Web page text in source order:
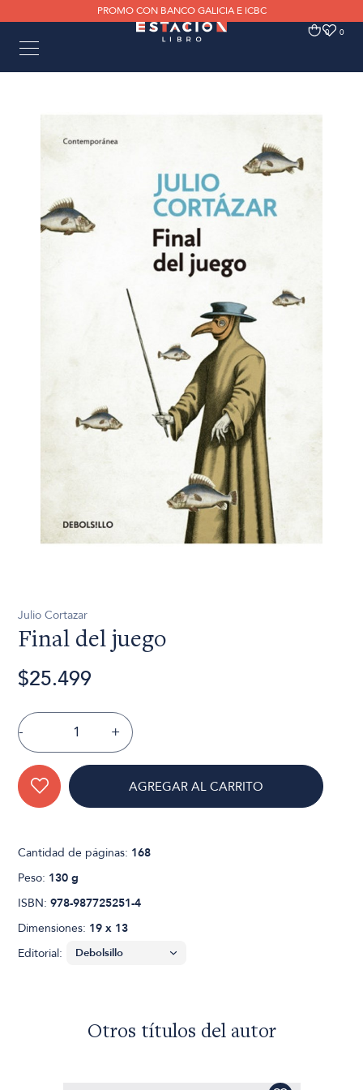
PROMO CON BANCO GALICIA E ICBC
0 0
Julio Cortazar
Final del juego
$25.499
- +
AGREGAR AL CARRITO
Cantidad de páginas: 168
Peso: 130 g
ISBN:978-987725251-4
Dimensiones: 19 x 13
Editorial:
Otros títulos del autor